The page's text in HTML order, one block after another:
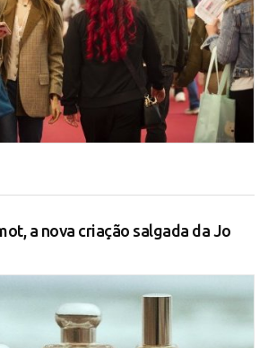
a nova criação salgada da Jo